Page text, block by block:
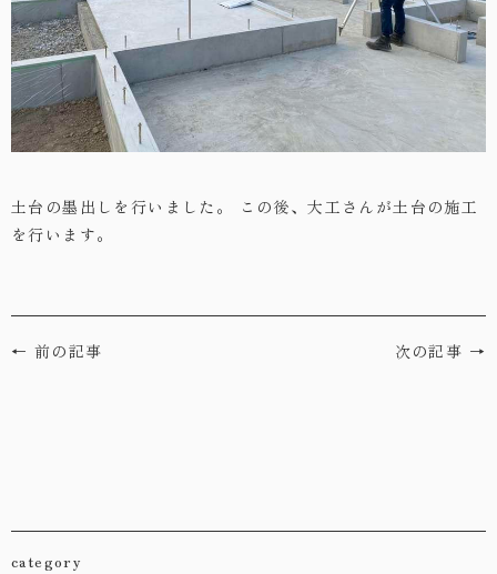
土台の墨出しを行いました。
この後、大工さんが土台の施工
を行います。
← 前の記事 次の記事 →
category